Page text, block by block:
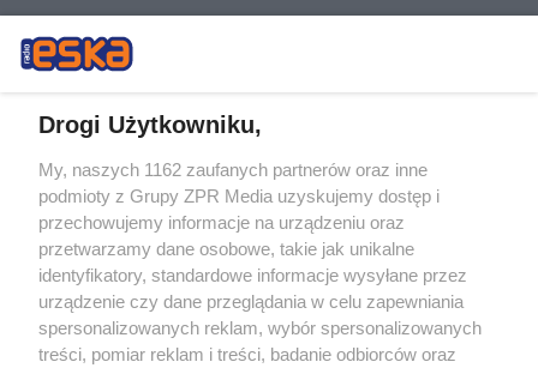
Drogi Użytkowniku,
My, naszych 1162 zaufanych partnerów oraz inne
podmioty z Grupy ZPR Media uzyskujemy dostęp i
przechowujemy informacje na urządzeniu oraz
przetwarzamy dane osobowe, takie jak unikalne
identyfikatory, standardowe informacje wysyłane przez
urządzenie czy dane przeglądania w celu zapewniania
spersonalizowanych reklam, wybór spersonalizowanych
treści, pomiar reklam i treści, badanie odbiorców oraz